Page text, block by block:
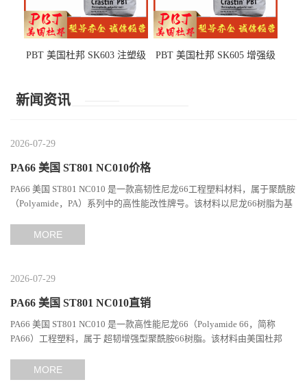
PBT 美国杜邦 SK603 注塑级
PBT 美国杜邦 SK605 增强级
新闻资讯
2026-07-29
PA66 美国 ST801 NC010价格
PA66 美国 ST801 NC010 是一款高韧性尼龙66工程塑料材料，属于聚酰胺
（Polyamide，PA）系列中的高性能改性牌号。该材料以尼龙66树脂为基
MORE
2026-07-29
PA66 美国 ST801 NC010直销
PA66 美国 ST801 NC010 是一款高性能尼龙66（Polyamide 66，简称
PA66）工程塑料，属于 超韧增强型聚酰胺66树脂。该材料由美国杜邦
MORE